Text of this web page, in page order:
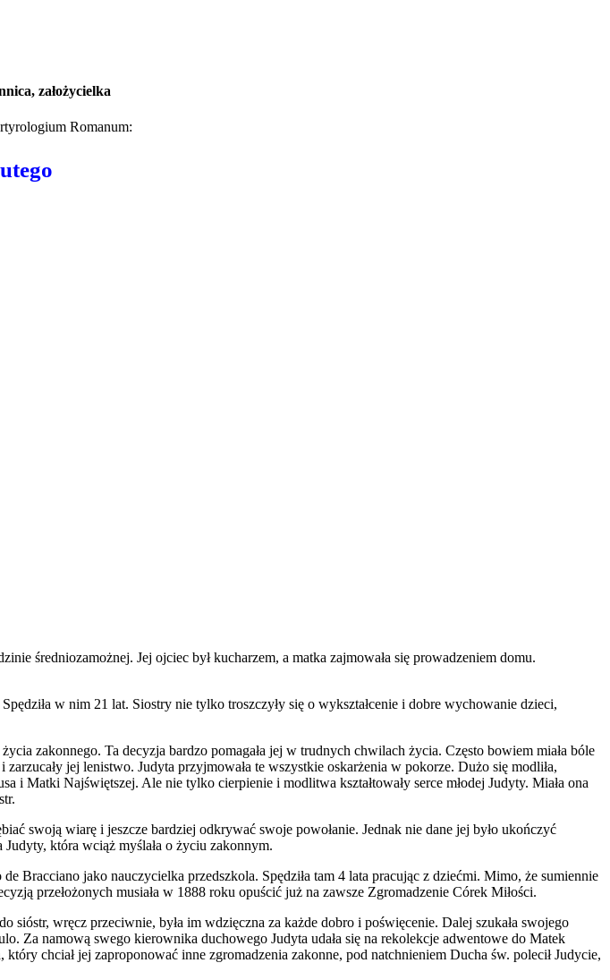
założycielka
Romanum:
średniozamożnej. Jej ojciec był kucharzem, a matka zajmowała się prowadzeniem domu.
w nim 21 lat. Siostry nie tylko troszczyły się o wykształcenie i dobre wychowanie dzieci,
zakonnego. Ta decyzja bardzo pomagała jej w trudnych chwilach życia. Często bowiem miała bóle
jej lenistwo. Judyta przyjmowała te wszystkie oskarżenia w pokorze. Dużo się modliła,
i Matki Najświętszej. Ale nie tylko cierpienie i modlitwa kształtowały serce młodej Judyty. Miała ona
swoją wiarę i jeszcze bardziej odkrywać swoje powołanie. Jednak nie dane jej było ukończyć
która wciąż myślała o życiu zakonnym.
Bracciano jako nauczycielka przedszkola. Spędziła tam 4 lata pracując z dziećmi. Mimo, że sumiennie
przełożonych musiała w 1888 roku opuścić już na zawsze Zgromadzenie Córek Miłości.
wręcz przeciwnie, była im wdzięczna za każde dobro i poświęcenie. Dalej szukała swojego
Za namową swego kierownika duchowego Judyta udała się na rekolekcje adwentowe do Matek
chciał jej zaproponować inne zgromadzenia zakonne, pod natchnieniem Ducha św. polecił Judycie,